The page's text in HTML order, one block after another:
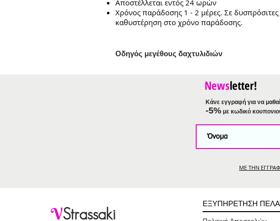
Αποστέλλεται εντός 24 ωρών
Χρόνος παράδοσης 1 - 2 μέρες. Σε δυσπρόσιτες
καθυστέρηση στο χρόνο παράδοσης.
Οδηγός μεγέθους δαχτυλιδιών
Newsletter!
Κάνε εγγραφή για να
-5% με κωδικό
ΜΕ ΤΗΝ
VStrassaki
ΕΞΥΠΗΡΕΤΗΣΗ